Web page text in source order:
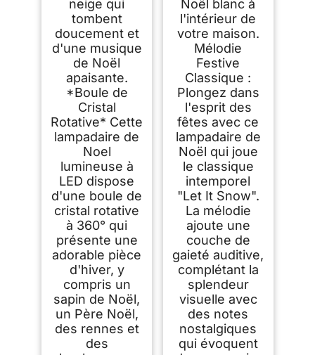
neige qui
tombent
doucement et
d'une musique
de Noël
apaisante.
*Boule de
Cristal
Rotative* Cette
lampadaire de
Noel
lumineuse à
LED dispose
d'une boule de
cristal rotative
à 360° qui
présente une
adorable pièce
d'hiver, y
compris un
sapin de Noël,
un Père Noël,
des rennes et
des
Noël blanc à
l'intérieur de
votre maison.
Mélodie
Festive
Classique :
Plongez dans
l'esprit des
fêtes avec ce
lampadaire de
Noël qui joue
le classique
intemporel
"Let It Snow".
La mélodie
ajoute une
couche de
gaieté auditive,
complétant la
splendeur
visuelle avec
des notes
nostalgiques
qui évoquent